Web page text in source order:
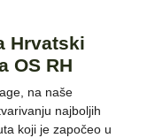
Hrvatski
OS RH
na naše
najboljih
koji je započeo u